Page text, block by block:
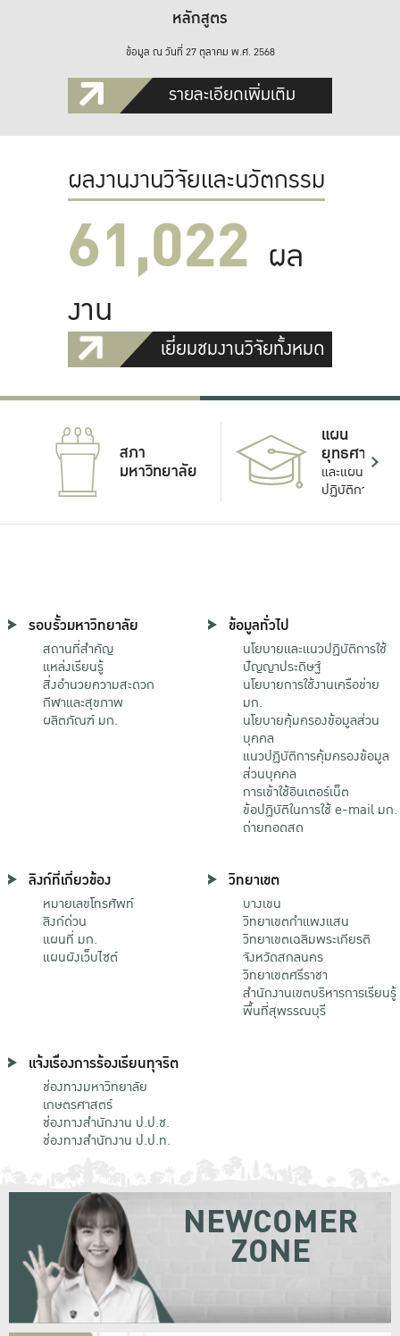
หลักสูตร
ข้อมูล ณ วันที่ 27 ตุลาคม พ.ศ. 2568
รายละเอียดเพิ่มเติม
ผลงานงานวิจัยและนวัตกรรม
61,022 ผล
งาน
เยี่ยมชมงานวิจัยทั้งหมด
สภา
มหาวิทยาลัย
แผน
ยุทธศาสตร์
และแผน
ปฏิบัติการ
รอบรั้วมหาวิทยาลัย
สถานที่สำคัญ
แหล่งเรียนรู้
สิ่งอำนวยความสะดวก
กีฬาและสุขภาพ
ผลิตภัณฑ์ มก.
ข้อมูลทั่วไป
นโยบายและแนวปฏิบัติการใช้
ปัญญาประดิษฐ์
นโยบายการใช้งานเครือข่าย
มก.
นโยบายคุ้มครองข้อมูลส่วน
บุคคล
แนวปฏิบัติการคุ้มครองข้อมูล
ส่วนบุคคล
การเข้าใช้อินเตอร์เน็ต
ข้อปฏิบัติในการใช้ e-mail มก.
ถ่ายทอดสด
ลิงก์ที่เกี่ยวข้อง
หมายเลขโทรศัพท์
ลิงก์ด่วน
แผนที่ มก.
แผนผังเว็บไซต์
วิทยาเขต
บางเขน
วิทยาเขตกําแพงแสน
วิทยาเขตเฉลิมพระเกียรติ
จังหวัดสกลนคร
วิทยาเขตศรีราชา
สำนักงานเขตบริหารการเรียนรู้
พื้นที่สุพรรณบุรี
แจ้งเรื่องการร้องเรียนทุจริต
ช่องทางมหาวิทยาลัย
เกษตรศาสตร์
ช่องทางสำนักงาน ป.ป.ช.
ช่องทางสำนักงาน ป.ป.ท.
NEWCOMER
ZONE